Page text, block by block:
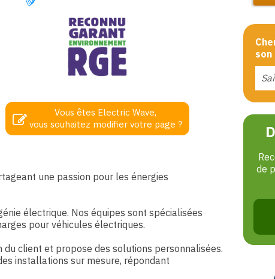
Vous êtes Electric Wave,
vous souhaitez modifier votre page ?
une passion pour les énergies
électrique. Nos équipes sont spécialisées
pour véhicules électriques.
client et propose des solutions personnalisées.
installations sur mesure, répondant
son
de